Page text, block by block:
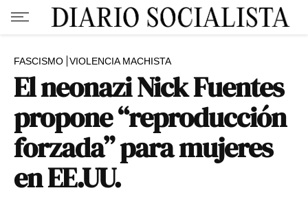
FASCISMO VIOLENCIA MACHISTA
El neonazi Nick Fuentes
propone “reproducción
forzada” para mujeres
en EE.UU.